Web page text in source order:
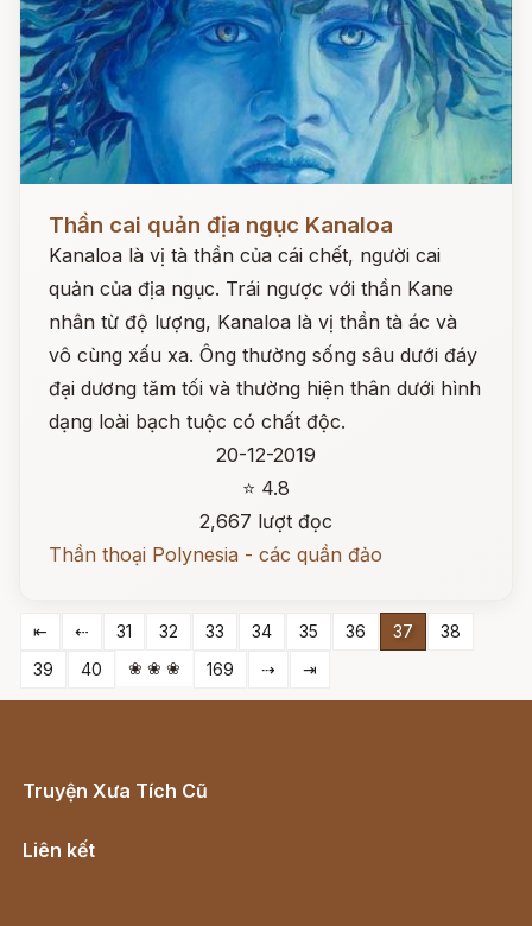
Đọc ngay
Thần cai quản địa ngục Kanaloa
Kanaloa là vị tà thần của cái chết, người cai
quản của địa ngục. Trái ngược với thần Kane
nhân từ độ lượng, Kanaloa là vị thần tà ác và
vô cùng xấu xa. Ông thường sống sâu dưới đáy
đại dương tăm tối và thường hiện thân dưới hình
dạng loài bạch tuộc có chất độc.
20-12-2019
⭐ 4.8
2,667 lượt đọc
Thần thoại Polynesia - các quần đảo
⇤ ⇠ 31 32 33 34 35 36 37
38
39
40 ❀ ❀ ❀ 169 ⇢ ⇥
Truyện Xưa Tích Cũ
Liên kết